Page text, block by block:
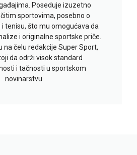
Poseduje izuzetno
sportovima, posebno o
tenisu, što mu omogućava da
i originalne sportske priče.
na čelu redakcije Super Sport,
da održi visok standard
i tačnosti u sportskom
novinarstvu.